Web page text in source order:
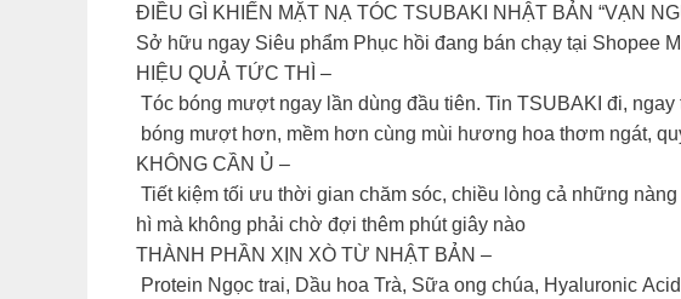
ĐIỀU GÌ KHIẾN MẶT NẠ TÓC TSUBAKI NHẬT BẢN “VẠN
Sở hữu ngay Siêu phẩm Phục hồi đang bán chạy tại Shopee
HIỆU QUẢ TỨC THÌ –
Tóc bóng mượt ngay lần dùng đầu tiên. Tin TSUBAKI đi,
bóng mượt hơn, mềm hơn cùng mùi hương hoa thơm ngát,
KHÔNG CẦN Ủ –
Tiết kiệm tối ưu thời gian chăm sóc, chiều lòng cả những
hì mà không phải chờ đợi thêm phút giây nào
THÀNH PHẦN XỊN XÒ TỪ NHẬT BẢN –
Protein Ngọc trai, Dầu hoa Trà, Sữa ong chúa, Hyaluronic